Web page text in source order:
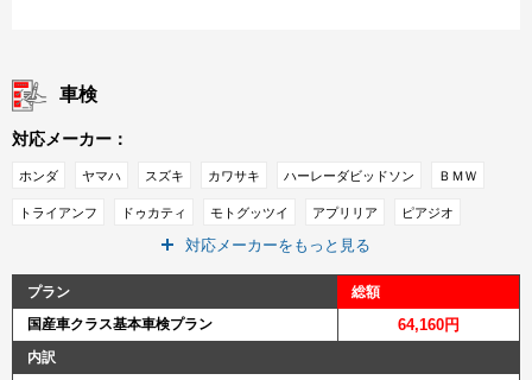
車検
対応メーカー：
ホンダ ヤマハ スズキ カワサキ ハーレーダビッドソン ＢＭＷ
トライアンフ ドゥカティ モトグッツイ アプリリア ピアジオ
対応メーカーをもっと見る
プラン
総額
国産車クラス基本車検プラン
64,160円
内訳